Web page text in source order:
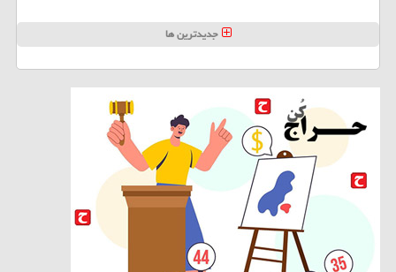
جدیدترین ها